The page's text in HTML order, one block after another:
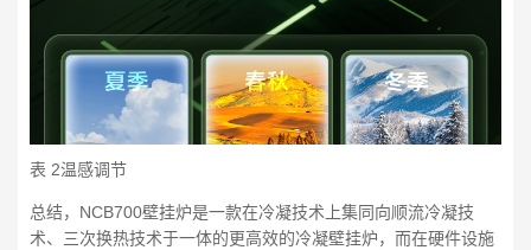
表 2温感调节
总结，NCB700壁挂炉是一款在冷凝技术上集同向顺流冷凝技
术、三次换热技术于一体的更高效的冷凝壁挂炉，而在硬件设施